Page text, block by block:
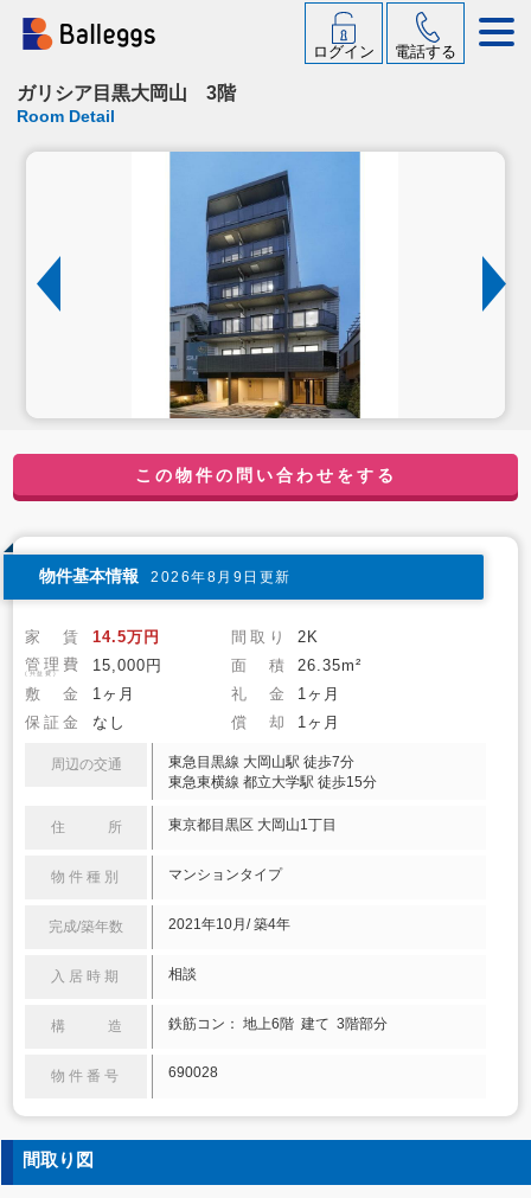
ログイン 電話する
ガリシア目黒大岡山 3階
Room Detail
この物件の問い合わせをする
物件基本情報 2026年8月9日更新
家 賃 14.5万円 間取り
2K
管理費
(共益費) 15,000円 面 積
26.35m²
敷 金
1ヶ月 礼 金
1ヶ月
保証金
なし 償 却 1ヶ月
周辺の交通
東急目黒線 大岡山駅 徒歩7分
東急東横線 都立大学駅 徒歩15分
住 所 東京都目黒区 大岡山1丁目
物件種別 マンションタイプ
完成/築年数 2021年10月/ 築4年
入居時期 相談
構 造 鉄筋コン： 地上6階 建て 3階部分
物件番号 690028
間取り図